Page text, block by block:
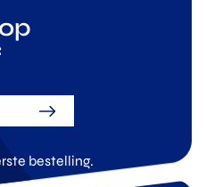
bestelling.